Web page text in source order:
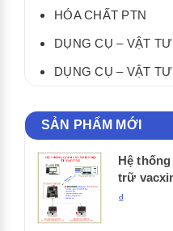
HÓA CHẤT PTN
DỤNG CỤ – VẬT
DỤNG CỤ – VẬT
SẢN PHẨM MỚI
Hệ
trữ
₫